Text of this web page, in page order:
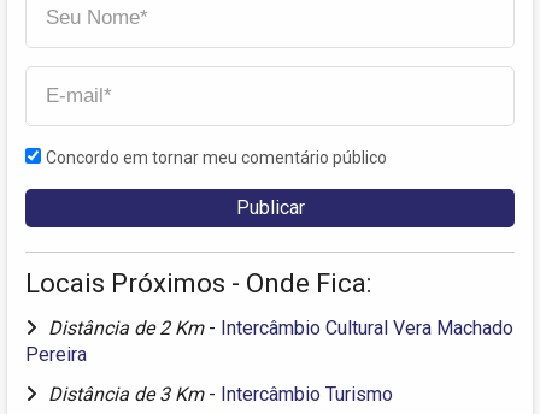
Concordo em tornar meu comentário público
Locais Próximos - Onde Fica:
Distância de 2 Km - Intercâmbio Cultural Vera Machado
Pereira
Distância de 3 Km - Intercâmbio Turismo